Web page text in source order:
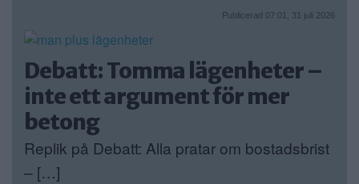
Publicerad 07:01, 31 juli 2026
Debatt: Tomma lägenheter –
inte ett argument för mer
betong
Replik på Debatt: Alla pratar om bostadsbrist
– […]